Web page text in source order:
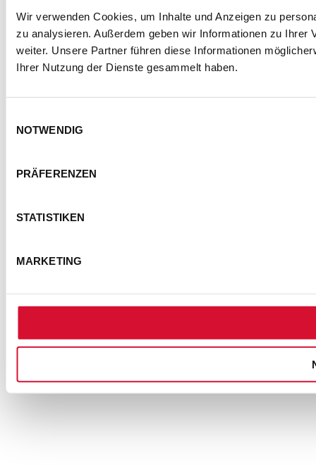
Wir verwenden Cookies, um Inhalte und Anzeigen zu
zu analysieren. Außerdem geben wir Informationen zu Ihrer
weiter. Unsere Partner führen diese Informationen
Ihrer Nutzung der Dienste gesammelt haben.
NOTWENDIG
PRÄFERENZEN
STATISTIKEN
MARKETING